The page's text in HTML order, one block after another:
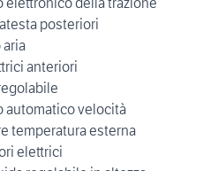
posteriori
anteriori
automatico velocità
temperatura esterna
elettrici